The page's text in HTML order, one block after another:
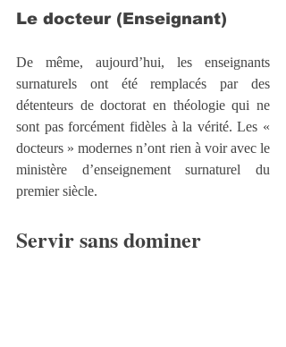
Le docteur (Enseignant)
De même, aujourd’hui, les enseignants
surnaturels ont été remplacés par des
détenteurs de doctorat en théologie qui ne
sont pas forcément fidèles à la vérité. Les «
docteurs » modernes n’ont rien à voir avec le
ministère d’enseignement surnaturel du
premier siècle.
Servir sans dominer